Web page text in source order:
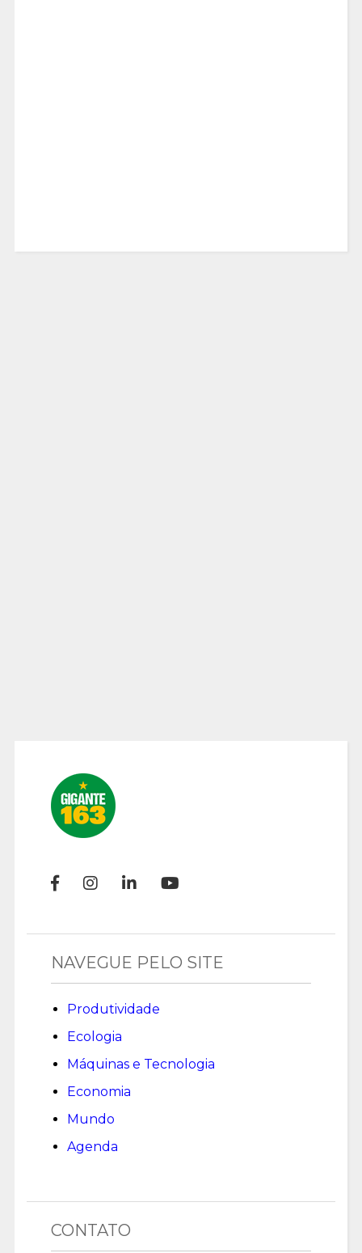
NAVEGUE PELO SITE
Produtividade
Ecologia
Máquinas e Tecnologia
Economia
Mundo
Agenda
CONTATO